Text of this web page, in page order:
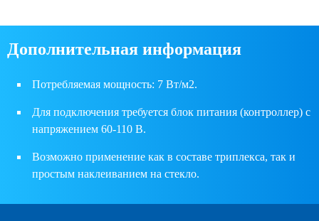
Дополнительная информация
Потребляемая мощность: 7 Вт/м2.
Для подключения требуется блок питания (контроллер) с
напряжением 60-110 В.
Возможно применение как в составе триплекса, так и
простым наклеиванием на стекло.